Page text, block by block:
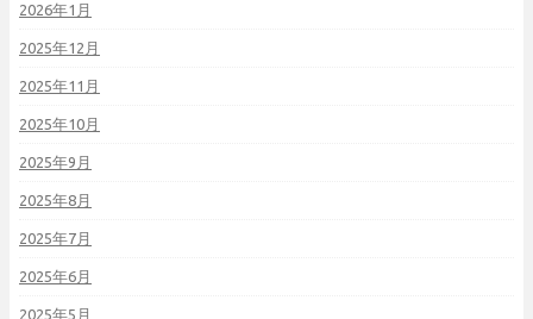
2026年1月
2025年12月
2025年11月
2025年10月
2025年9月
2025年8月
2025年7月
2025年6月
2025年5月